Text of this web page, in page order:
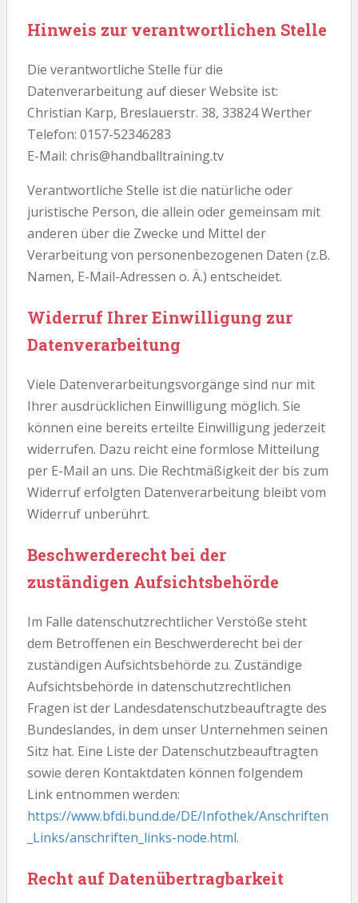
Hinweis zur verantwortlichen Stelle
Die verantwortliche Stelle für die
Datenverarbeitung auf dieser Website ist:
Christian Karp, Breslauerstr. 38, 33824 Werther
Telefon: 0157-52346283
E-Mail: chris@handballtraining.tv
Verantwortliche Stelle ist die natürliche oder
juristische Person, die allein oder gemeinsam mit
anderen über die Zwecke und Mittel der
Verarbeitung von personenbezogenen Daten (z.B.
Namen, E-Mail-Adressen o. Ä.) entscheidet.
Widerruf Ihrer Einwilligung zur
Datenverarbeitung
Viele Datenverarbeitungsvorgänge sind nur mit
Ihrer ausdrücklichen Einwilligung möglich. Sie
können eine bereits erteilte Einwilligung jederzeit
widerrufen. Dazu reicht eine formlose Mitteilung
per E-Mail an uns. Die Rechtmäßigkeit der bis zum
Widerruf erfolgten Datenverarbeitung bleibt vom
Widerruf unberührt.
Beschwerderecht bei der
zuständigen Aufsichtsbehörde
Im Falle datenschutzrechtlicher Verstöße steht
dem Betroffenen ein Beschwerderecht bei der
zuständigen Aufsichtsbehörde zu. Zuständige
Aufsichtsbehörde in datenschutzrechtlichen
Fragen ist der Landesdatenschutzbeauftragte des
Bundeslandes, in dem unser Unternehmen seinen
Sitz hat. Eine Liste der Datenschutzbeauftragten
sowie deren Kontaktdaten können folgendem
Link entnommen werden:
https://www.bfdi.bund.de/DE/Infothek/Anschriften
_Links/anschriften_links-node.html.
Recht auf Datenübertragbarkeit